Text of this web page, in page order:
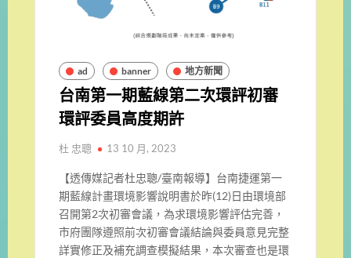
ad banner 地方新聞
台南第一期藍線第二次環評初審
環評委員高度期許
杜 忠聰 13 10 月, 2023
【透傳媒記者杜忠聰/臺南報導】台南捷運第一
期藍線計畫環境影響說明書於昨(12)日由環境部
召開第2次初審會議，為求環境影響評估完善，
市府團隊遵照前次初審會議結論與委員意見完整
詳實修正及補充調查模擬結果， 本次審查也是環